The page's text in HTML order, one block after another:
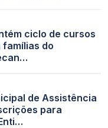
ciclo de cursos
do
de Assistência
para